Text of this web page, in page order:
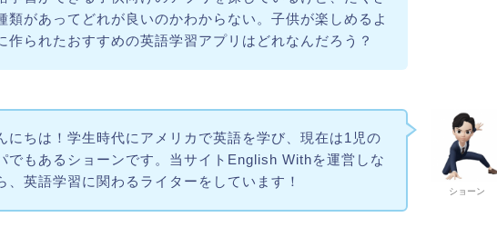
類があってどれが良いのかわからない。子供が楽しめるよ
作られたおすすめの英語学習アプリはどれなんだろう？
ショーン
にちは！学生時代にアメリカで英語を学び、現在は1児の
でもあるショーンです。当サイトEnglish Withを運営しな
、英語学習に関わるライターをしています！